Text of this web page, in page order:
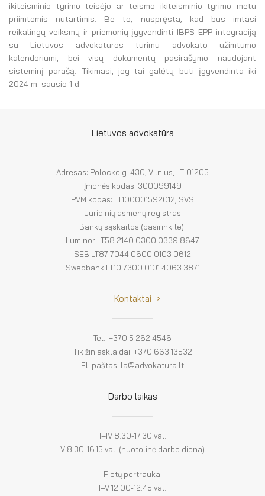
ikiteisminio tyrimo teisėjo ar teismo ikiteisminio tyrimo metu
priimtomis nutartimis. Be to, nuspręsta, kad bus imtasi
reikalingų veiksmų ir priemonių įgyvendinti IBPS EPP integraciją
su Lietuvos advokatūros turimu advokato užimtumo
kalendoriumi, bei visų dokumentų pasirašymo naudojant
sisteminį parašą. Tikimasi, jog tai galėtų būti įgyvendinta iki
2024 m. sausio 1 d.
Lietuvos advokatūra
Adresas: Polocko g. 43C, Vilnius, LT-01205
Įmonės kodas: 300099149
PVM kodas: LT100001592012, SVS
Juridinių asmenų registras
Bankų sąskaitos (pasirinkite):
Luminor LT58 2140 0300 0339 8647
SEB LT87 7044 0600 0103 0612
Swedbank LT10 7300 0101 4063 3871
Kontaktai
Tel.: +370 5 262 4546
Tik žiniasklaidai: +370 663 13532
El. paštas: la@advokatura.lt
Darbo laikas
I–IV 8.30-17.30 val.
V 8.30-16.15 val. (nuotolinė darbo diena)
Pietų pertrauka:
I–V 12.00-12.45 val.